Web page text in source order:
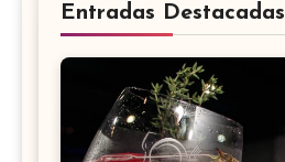
Entradas Destacadas